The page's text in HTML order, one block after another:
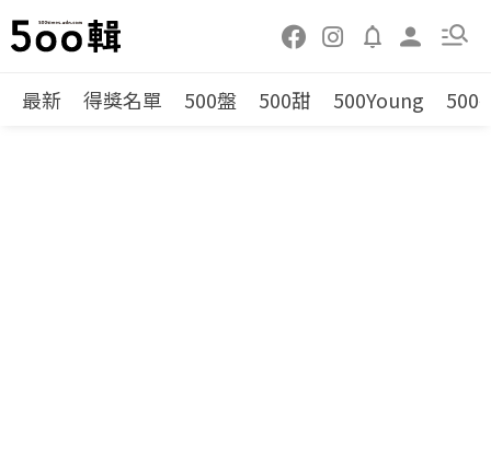
最新 得獎名單 500盤 500甜 500Young 500